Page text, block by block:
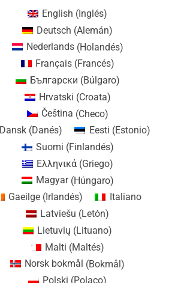
English (Inglés)
Deutsch (Alemán)
Nederlands(Holandés)
Français(Francés)
Български (Búlgaro)
Hrvatski (Croata)
Čeština (Checo)
Dansk (Danés) Eesti (Estonio)
Suomi (Finlandés)
Ελληνικά(Griego)
Magyar(Húngaro)
Gaeilge ( Irlandés)
Italiano
Latviešu (Letón)
Lietuvių (Lituano)
Malti (Maltés)
Norsk bokmål (Bokmål)
Polski (Polaco)